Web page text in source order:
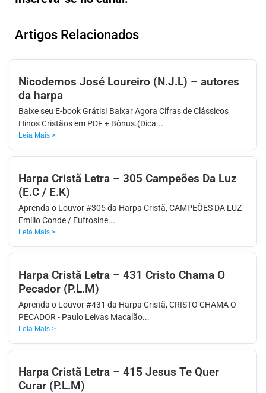
Artigos Relacionados
Nicodemos José Loureiro (N.J.L) – autores
da harpa
Baixe seu E-book Grátis! Baixar Agora Cifras de Clássicos
Hinos Cristãos em PDF + Bônus.(Dica...
Leia Mais >
Harpa Cristã Letra – 305 Campeões Da Luz
(E.C / E.K)
Aprenda o Louvor #305 da Harpa Cristã, CAMPEÕES DA LUZ -
Emílio Conde / Eufrosine...
Leia Mais >
Harpa Cristã Letra – 431 Cristo Chama O
Pecador (P.L.M)
Aprenda o Louvor #431 da Harpa Cristã, CRISTO CHAMA O
PECADOR - Paulo Leivas Macalão...
Leia Mais >
Harpa Cristã Letra – 415 Jesus Te Quer
Curar (P.L.M)